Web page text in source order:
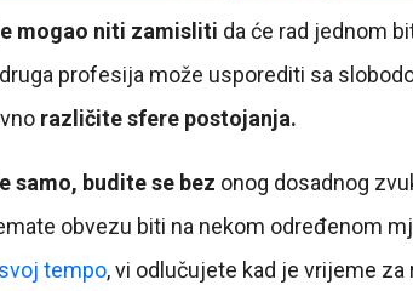
mogao niti zamisliti da će rad jednom
profesija može usporediti sa
različite sfere postojanja.
samo, budite se bez onog dosadnog
obvezu biti na nekom određenom
tempo, vi odlučujete kad je vrijeme za